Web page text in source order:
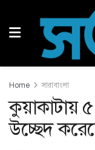
Home সারাবাংলা
কুয়াকাটায়
উচ্ছেদ